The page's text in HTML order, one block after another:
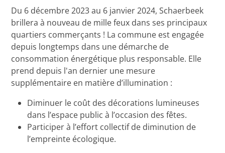
Du 6 décembre 2023 au 6 janvier 2024, Schaerbeek
brillera à nouveau de mille feux dans ses principaux
quartiers commerçants ! La commune est engagée
depuis longtemps dans une démarche de
consommation énergétique plus responsable. Elle
prend depuis l'an dernier une mesure
supplémentaire en matière d’illumination :
Diminuer le coût des décorations lumineuses
dans l’espace public à l’occasion des fêtes.
Participer à l’effort collectif de diminution de
l’empreinte écologique.